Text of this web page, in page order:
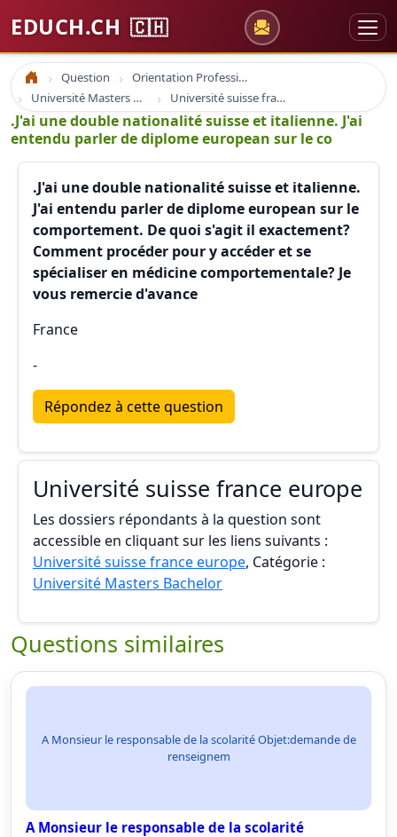
EDUCH.CH 🇨🇭
Accueil Question
Orientation Professionnelle
Université Masters Bachelor
Université suisse france europe
.J'ai une double nationalité suisse et italienne. J'ai
entendu parler de diplome european sur le co
.J'ai une double nationalité suisse et italienne.
J'ai entendu parler de diplome european sur le
comportement. De quoi s'agit il exactement?
Comment procéder pour y accéder et se
spécialiser en médicine comportementale? Je
vous remercie d'avance
France
-
Répondez à cette question
Université suisse france europe
Les dossiers répondants à la question sont
accessible en cliquant sur les liens suivants :
Université suisse france europe, Catégorie :
Université Masters Bachelor
Questions similaires
A Monsieur le responsable de la scolarité Objet:demande de
renseignem
A Monsieur le responsable de la scolarité